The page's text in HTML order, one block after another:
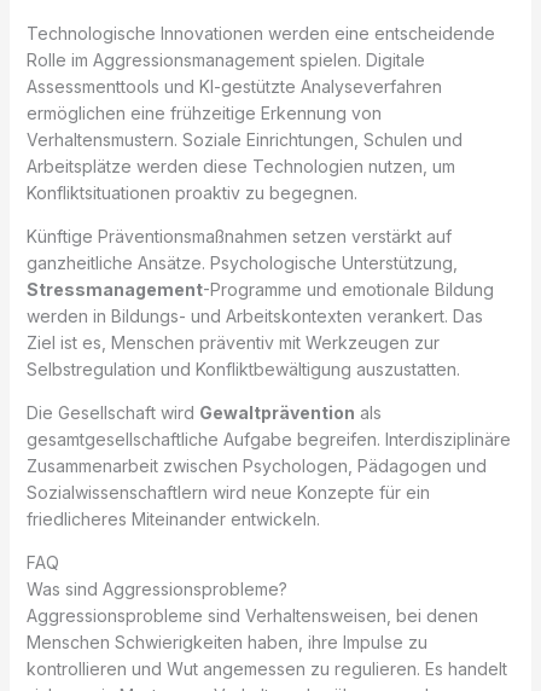
Technologische Innovationen werden eine entscheidende
Rolle im Aggressionsmanagement spielen. Digitale
Assessmenttools und KI-gestützte Analyseverfahren
ermöglichen eine frühzeitige Erkennung von
Verhaltensmustern. Soziale Einrichtungen, Schulen und
Arbeitsplätze werden diese Technologien nutzen, um
Konfliktsituationen proaktiv zu begegnen.
Künftige Präventionsmaßnahmen setzen verstärkt auf
ganzheitliche Ansätze. Psychologische Unterstützung,
Stressmanagement-Programme und emotionale Bildung
werden in Bildungs- und Arbeitskontexten verankert. Das
Ziel ist es, Menschen präventiv mit Werkzeugen zur
Selbstregulation und Konfliktbewältigung auszustatten.
Die Gesellschaft wird Gewaltprävention als
gesamtgesellschaftliche Aufgabe begreifen. Interdisziplinäre
Zusammenarbeit zwischen Psychologen, Pädagogen und
Sozialwissenschaftlern wird neue Konzepte für ein
friedlicheres Miteinander entwickeln.
FAQ
Was sind Aggressionsprobleme?
Aggressionsprobleme sind Verhaltensweisen, bei denen
Menschen Schwierigkeiten haben, ihre Impulse zu
kontrollieren und Wut angemessen zu regulieren. Es handelt